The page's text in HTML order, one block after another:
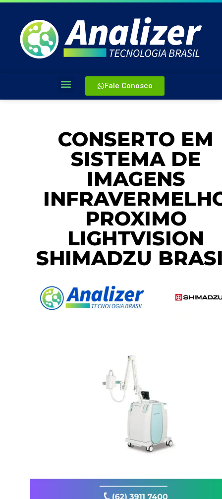
Fale Conosco
CONSERTO EM
SISTEMA DE
IMAGENS
PROXIMO
LIGHTVISION
SHIMADZU